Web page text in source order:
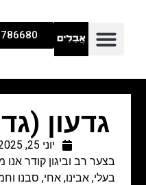
גדעון
יוני 25, 2025
בצער רב וביגון קודר
בעלי, אבינו, אחי, סבנו